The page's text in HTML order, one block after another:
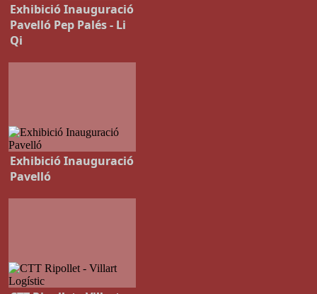
Exhibició Inauguració
Pavelló Pep Palés - Li
Qi
Exhibició Inauguració
Pavelló